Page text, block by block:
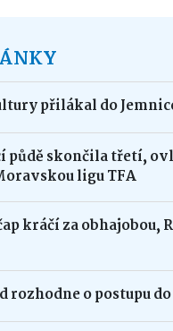
přilákal do
půdě skončila třetí,
ligu TFA
kráčí za obhajobou,
rozhodne o postupu